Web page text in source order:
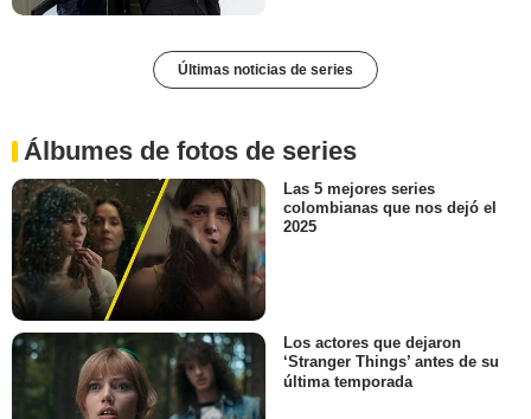
Últimas noticias de series
Álbumes de fotos de series
Las 5 mejores series
colombianas que nos dejó el
2025
Los actores que dejaron
‘Stranger Things’ antes de su
última temporada